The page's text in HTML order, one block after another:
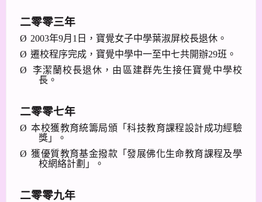
二零零三年
Ø 2003年9月 1 日，寶覺女子中學葉淑屏校長退休。
Ø 遷校程序完成，寶覺中學中一至中七共開辦29班。
Ø
李潔蘭校長退休，由區建群先生接任寶覺中學校
長。
二零零七年
Ø 本校獲教育統籌局頒 「科技教育課程設計成功經驗
獎」。
Ø 獲優質教育基金撥款「發展佛化生命教育課程及學
校網絡計劃」。
二零零九年